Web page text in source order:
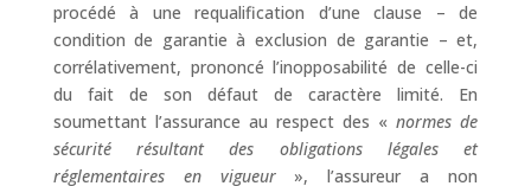
procédé à une requalification d’une clause – de
condition de garantie à exclusion de garantie – et,
corrélativement, prononcé l’inopposabilité de celle-ci
du fait de son défaut de caractère limité. En
soumettant l’assurance au respect des «normes de
sécurité résultant des obligations légales et
réglementaires en vigueur», l’assureur a non